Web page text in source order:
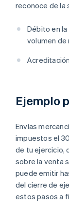
reconoce de la
Débito en
volumen
Ejemplo
Envías
impuestos el
de tu ejercicio,
sobre la venta
puede emitir
del cierre de
estos pasos a